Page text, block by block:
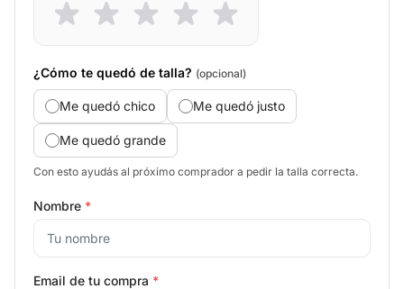
¿Cómo te quedó de talla? (opcional)
Me quedó chico Me quedó justo
Me quedó grande
Con esto ayudás al próximo comprador a pedir la talla correcta.
Nombre *
Email de tu compra *